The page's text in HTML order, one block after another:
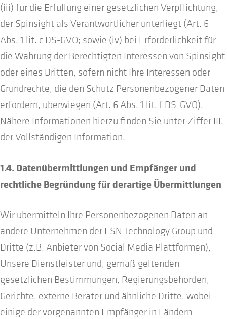
(iii) für die Erfüllung einer gesetzlichen Verpflichtung,
der Spinsight als Verantwortlicher unterliegt (Art. 6
Abs. 1 lit. c DS-GVO; sowie (iv) bei Erforderlichkeit für
die Wahrung der Berechtigten Interessen von Spinsight
oder eines Dritten, sofern nicht Ihre Interessen oder
Grundrechte, die den Schutz Personenbezogener Daten
erfordern, überwiegen (Art. 6 Abs. 1 lit. f DS-GVO).
Nähere Informationen hierzu finden Sie unter Ziffer III.
der Vollständigen Information.
1.4. Datenübermittlungen und Empfänger und
rechtliche Begründung für derartige Übermittlungen
Wir übermitteln Ihre Personenbezogenen Daten an
andere Unternehmen der ESN Technology Group und
Dritte (z.B. Anbieter von Social Media Plattformen),
Unsere Dienstleister und, gemäß geltenden
gesetzlichen Bestimmungen, Regierungsbehörden,
Gerichte, externe Berater und ähnliche Dritte, wobei
einige der vorgenannten Empfänger in Ländern